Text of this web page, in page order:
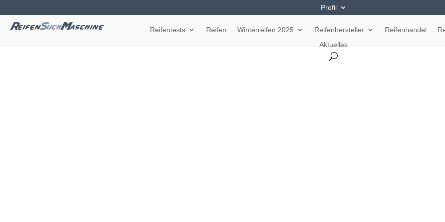
Profil
Reifentests Reifen Winterreifen 2025 Reifenhersteller Reifenhandel
Aktuelles